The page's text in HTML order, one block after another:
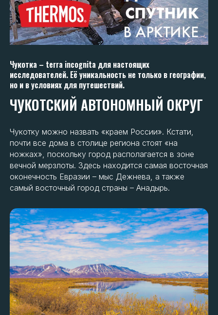
Чукотка – terra incognita для настоящих
исследователей. Её уникальность не только в географии,
но и в условиях для путешествий.
ЧУКОТСКИЙ АВТОНОМНЫЙ ОКРУГ
Чукотку можно назвать «краем России». Кстати,
почти все дома в столице региона стоят «на
ножках», поскольку город располагается в зоне
вечной мерзлоты. Здесь находится самая восточная
оконечность Евразии – мыс Дежнева, а также
самый восточный город страны – Анадырь.